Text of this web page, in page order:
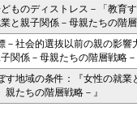
ものディストレス－「教育
と親子関係－母親たちの階層
－社会的選抜以前の親の影響
関係－母親たちの階層戦略－
す地域の条件：『女性の就業
親たちの階層戦略－』